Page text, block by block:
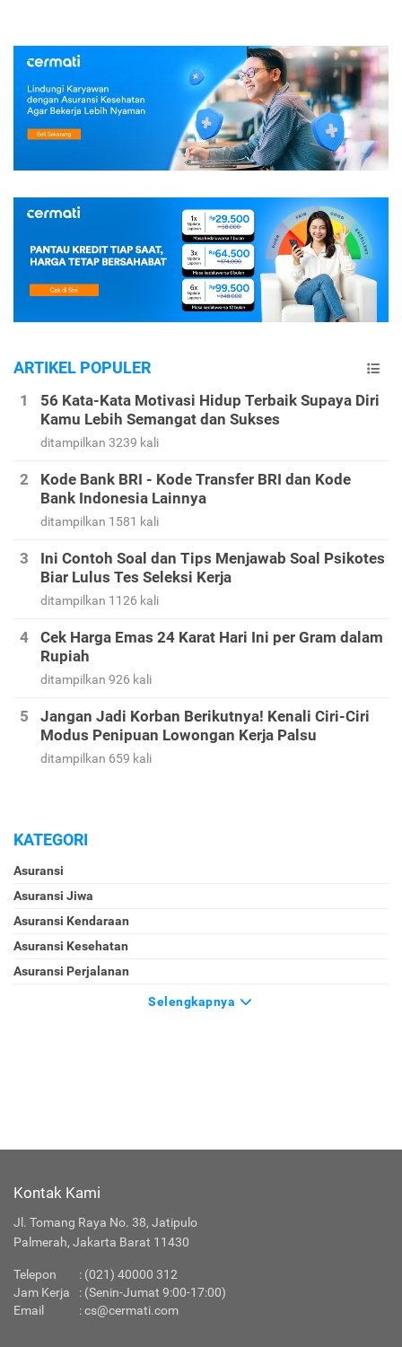
ARTIKEL POPULER
56 Kata-Kata Motivasi Hidup Terbaik Supaya Diri
Kamu Lebih Semangat dan Sukses
ditampilkan 3239 kali
Kode Bank BRI - Kode Transfer BRI dan Kode
Bank Indonesia Lainnya
ditampilkan 1581 kali
Ini Contoh Soal dan Tips Menjawab Soal Psikotes
Biar Lulus Tes Seleksi Kerja
ditampilkan 1126 kali
Cek Harga Emas 24 Karat Hari Ini per Gram dalam
Rupiah
ditampilkan 926 kali
Jangan Jadi Korban Berikutnya! Kenali Ciri-Ciri
Modus Penipuan Lowongan Kerja Palsu
ditampilkan 659 kali
KATEGORI
Asuransi
Asuransi Jiwa
Asuransi Kendaraan
Asuransi Kesehatan
Asuransi Perjalanan
Selengkapnya
Kontak Kami
Jl. Tomang Raya No. 38, Jatipulo
Palmerah, Jakarta Barat 11430
Telepon
: (021) 40000 312
Jam Kerja
: (Senin-Jumat 9:00-17:00)
Email
:cs@cermati.com